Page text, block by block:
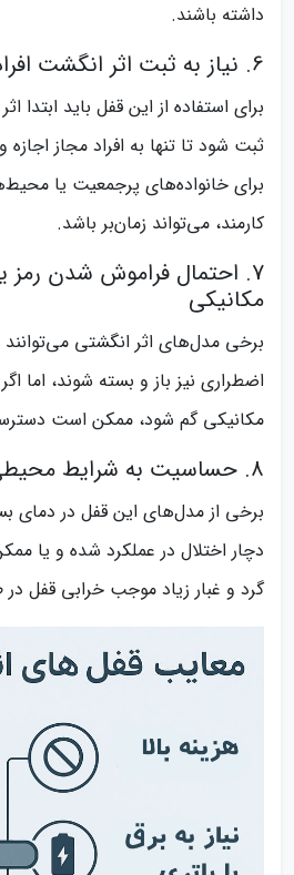
داشته باشند.
6. نیاز به ثبت اثر انگشت افراد مجاز
برای استفاده از این قفل باید ابتدا
ثبت شود تا تنها به افراد مجاز
برای خانواده‌های پرجمعیت یا
کارمند، می‌تواند زمان‌بر باشد.
7. احتمال فراموش شدن رمز
مکانیکی
برخی مدل‌های اثر انگشتی می‌توانند
اضطراری نیز باز و بسته شوند، اما
مکانیکی گم شود، ممکن است
8. حساسیت به شرایط محیطی
برخی از مدل‌های این قفل در دمای
دچار اختلال در عملکرد شده و یا
گرد و غبار زیاد موجب خرابی قفل